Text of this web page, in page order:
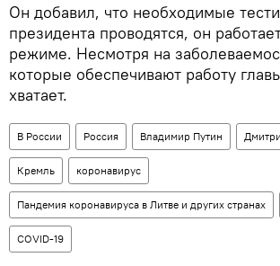
Он добавил, что необходимые
президента проводятся, он
режиме. Несмотря на
которые обеспечивают работу
хватает.
В России Россия Владимир Путин
Кремль коронавирус
Пандемия коронавируса в Литве и других странах
COVID-19